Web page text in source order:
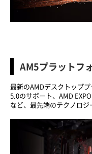
AM5プラットフ
最新のAMDデスクトップ
5.0のサポート、AMD
など、最先端のテクノロジ